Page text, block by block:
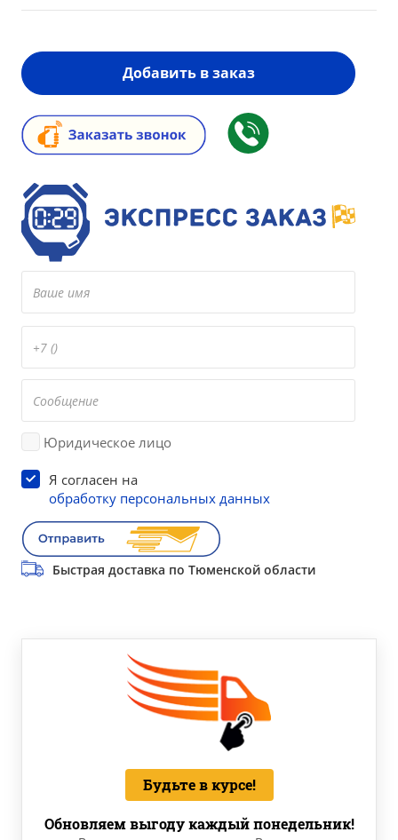
Добавить в заказ
Юридическое лицо
Я согласен на
обработку персональных данных
Быстрая доставка по Тюменской области
Будьте в курсе!
Обновляем выгоду каждый понедельник!